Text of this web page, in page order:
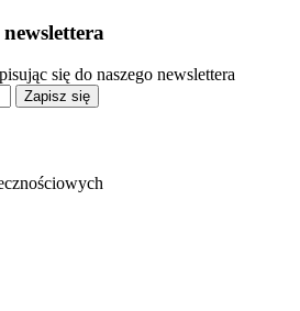
się do naszego newslettera
Zapisz się